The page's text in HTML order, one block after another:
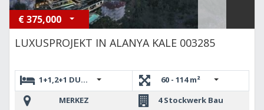
€375,000
LUXUSPROJEKT IN ALANYA KALE 003285
1+1,2+1 DUBLEKS
60 - 114 m²
MERKEZ
4 Stockwerk Bau